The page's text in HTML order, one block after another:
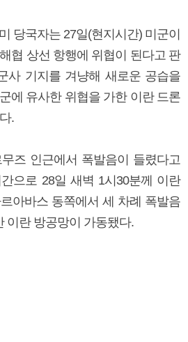
당국자는 27일(현지시간) 미군이
협 상선 항행에 위협이 된다고 판
사 기지를 겨냥해 새로운 공습을
에 유사한 위협을 가한 이란 드론
.
즈 인근에서 폭발음이 들렸다고
으로 28일 새벽 1시30분께 이란
아바스 동쪽에서 세 차례 폭발음
이란 방공망이 가동됐다.